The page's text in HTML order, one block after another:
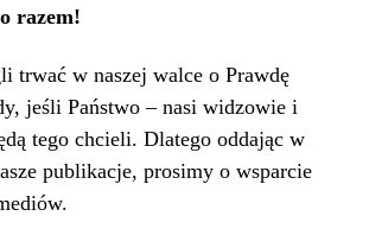
razem!
trwać w naszej walce o Prawdę
jeśli Państwo – nasi widzowie i
tego chcieli. Dlatego oddając w
publikacje, prosimy o wsparcie